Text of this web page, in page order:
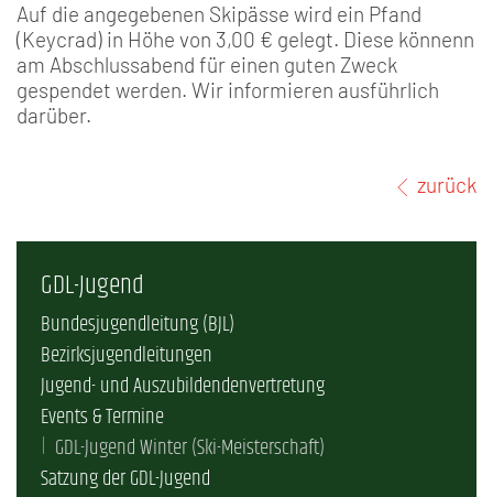
Auf die angegebenen Skipässe wird ein Pfand
(Keycrad) in Höhe von 3,00 € gelegt. Diese könnenn
am Abschlussabend für einen guten Zweck
gespendet werden. Wir informieren ausführlich
darüber.
zurück
GDL-Jugend
Bundesjugendleitung (BJL)
Bezirksjugendleitungen
Jugend- und Auszubildendenvertretung
Events & Termine
GDL-Jugend Winter (Ski-Meisterschaft)
Satzung der GDL-Jugend